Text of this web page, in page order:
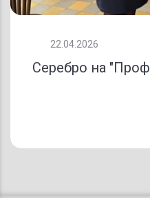
22.04.2026
Серебро на